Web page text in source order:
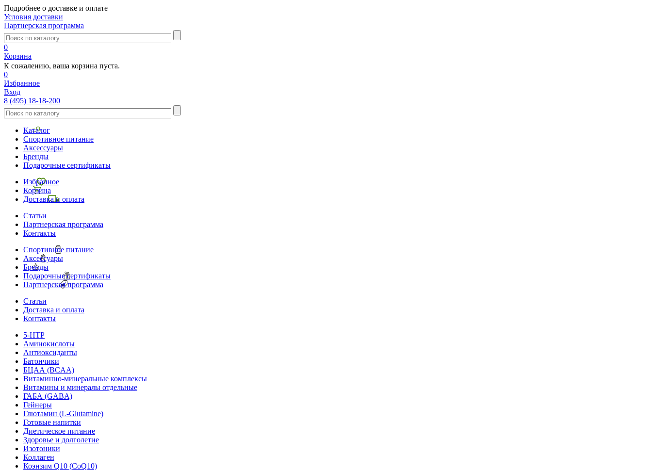
Подробнее о доставке и оплате
Условия доставки
Партнерская программа
0
Корзина
К сожалению, ваша корзина пуста.
0
Избранное
Вход
8 (495) 18-18-200
Каталог
Спортивное питание
Аксессуары
Бренды
Подарочные сертификаты
Избранное
Корзина
Доставка и оплата
Статьи
Партнерская программа
Контакты
Спортивное питание
Аксессуары
Бренды
Подарочные сертификаты
Партнерская программа
Статьи
Доставка и оплата
Контакты
5-HTP
Аминокислоты
Антиоксиданты
Батончики
БЦАА (BCAA)
Витаминно-минеральные комплексы
Витамины и минералы отдельные
ГАБА (GABA)
Гейнеры
Глютамин (L-Glutamine)
Готовые напитки
Диетическое питание
Здоровье и долголетие
Изотоники
Коллаген
Коэнзим Q10 (CoQ10)